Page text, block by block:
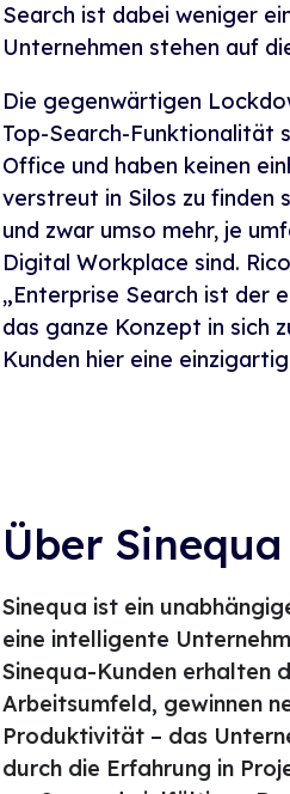
Search ist dabei weniger
Unternehmen stehen auf
Die gegenwärtigen
Top-Search-Funktionalität
Office und haben keinen
verstreut in Silos zu finden
und zwar umso mehr, je
Digital Workplace sind.
„Enterprise Search ist der
das ganze Konzept in sich
Kunden hier eine
Über Sinequa
Sinequa ist ein
eine intelligente
Sinequa-Kunden erhalten
Arbeitsumfeld, gewinnen
Produktivität – das
durch die Erfahrung in